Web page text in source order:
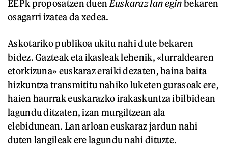
EEPk proposatzen duen Euskaraz lan eginbekaren
osagarri izatea da xedea.
Askotariko publikoa ukitu nahi dute bekaren
bidez. Gazteak eta ikasleak lehenik, «lurraldearen
etorkizuna» euskaraz eraiki dezaten, baina baita
hizkuntza transmititu nahiko luketen gurasoak ere,
haien haurrak euskarazko irakaskuntza ibilbidean
lagundu ditzaten, izan murgiltzean ala
elebidunean. Lan arloan euskaraz jardun nahi
duten langileak ere lagundu nahi dituzte.